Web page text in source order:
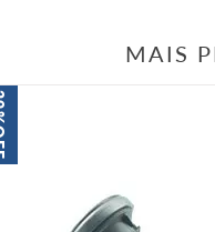
MAIS